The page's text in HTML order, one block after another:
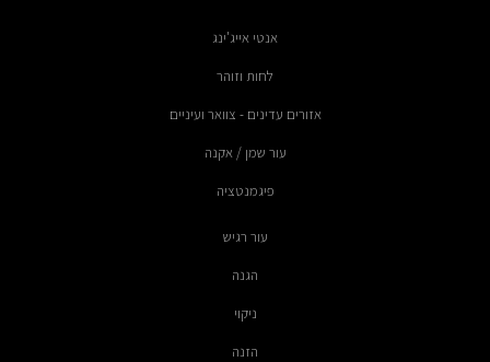
אנטי אייג'ינג
לחות וזוהר
אזורים עדינים - צוואר ועיניים
עור שמן / אקנה
פיגמנטציה
עור רגיש
הגנה
ניקוי
הזנה